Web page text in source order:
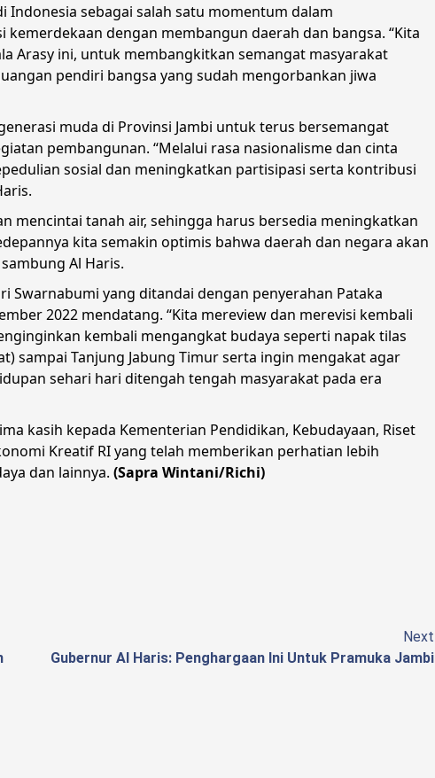
sebagai salah satu momentum dalam
dengan membangun daerah dan bangsa. “Kita
Arasy ini, untuk membangkitkan semangat masyarakat
pendiri bangsa yang sudah mengorbankan jiwa
muda di Provinsi Jambi untuk terus bersemangat
pembangunan. “Melalui rasa nasionalisme dan cinta
sosial dan meningkatkan partisipasi serta kontribusi
mencintai tanah air, sehingga harus bersedia meningkatkan
kita semakin optimis bahwa daerah dan negara akan
Al Haris.
Swarnabumi yang ditandai dengan penyerahan Pataka
2022 mendatang. “Kita mereview dan merevisi kembali
kembali mengangkat budaya seperti napak tilas
sampai Tanjung Jabung Timur serta ingin mengakat agar
sehari hari ditengah tengah masyarakat pada era
kasih kepada Kementerian Pendidikan, Kebudayaan, Riset
Kreatif RI yang telah memberikan perhatian lebih
dan lainnya. (Sapra Wintani/Richi)
Next
Gubernur Al Haris: Penghargaan Ini Untuk Pramuka Jambi